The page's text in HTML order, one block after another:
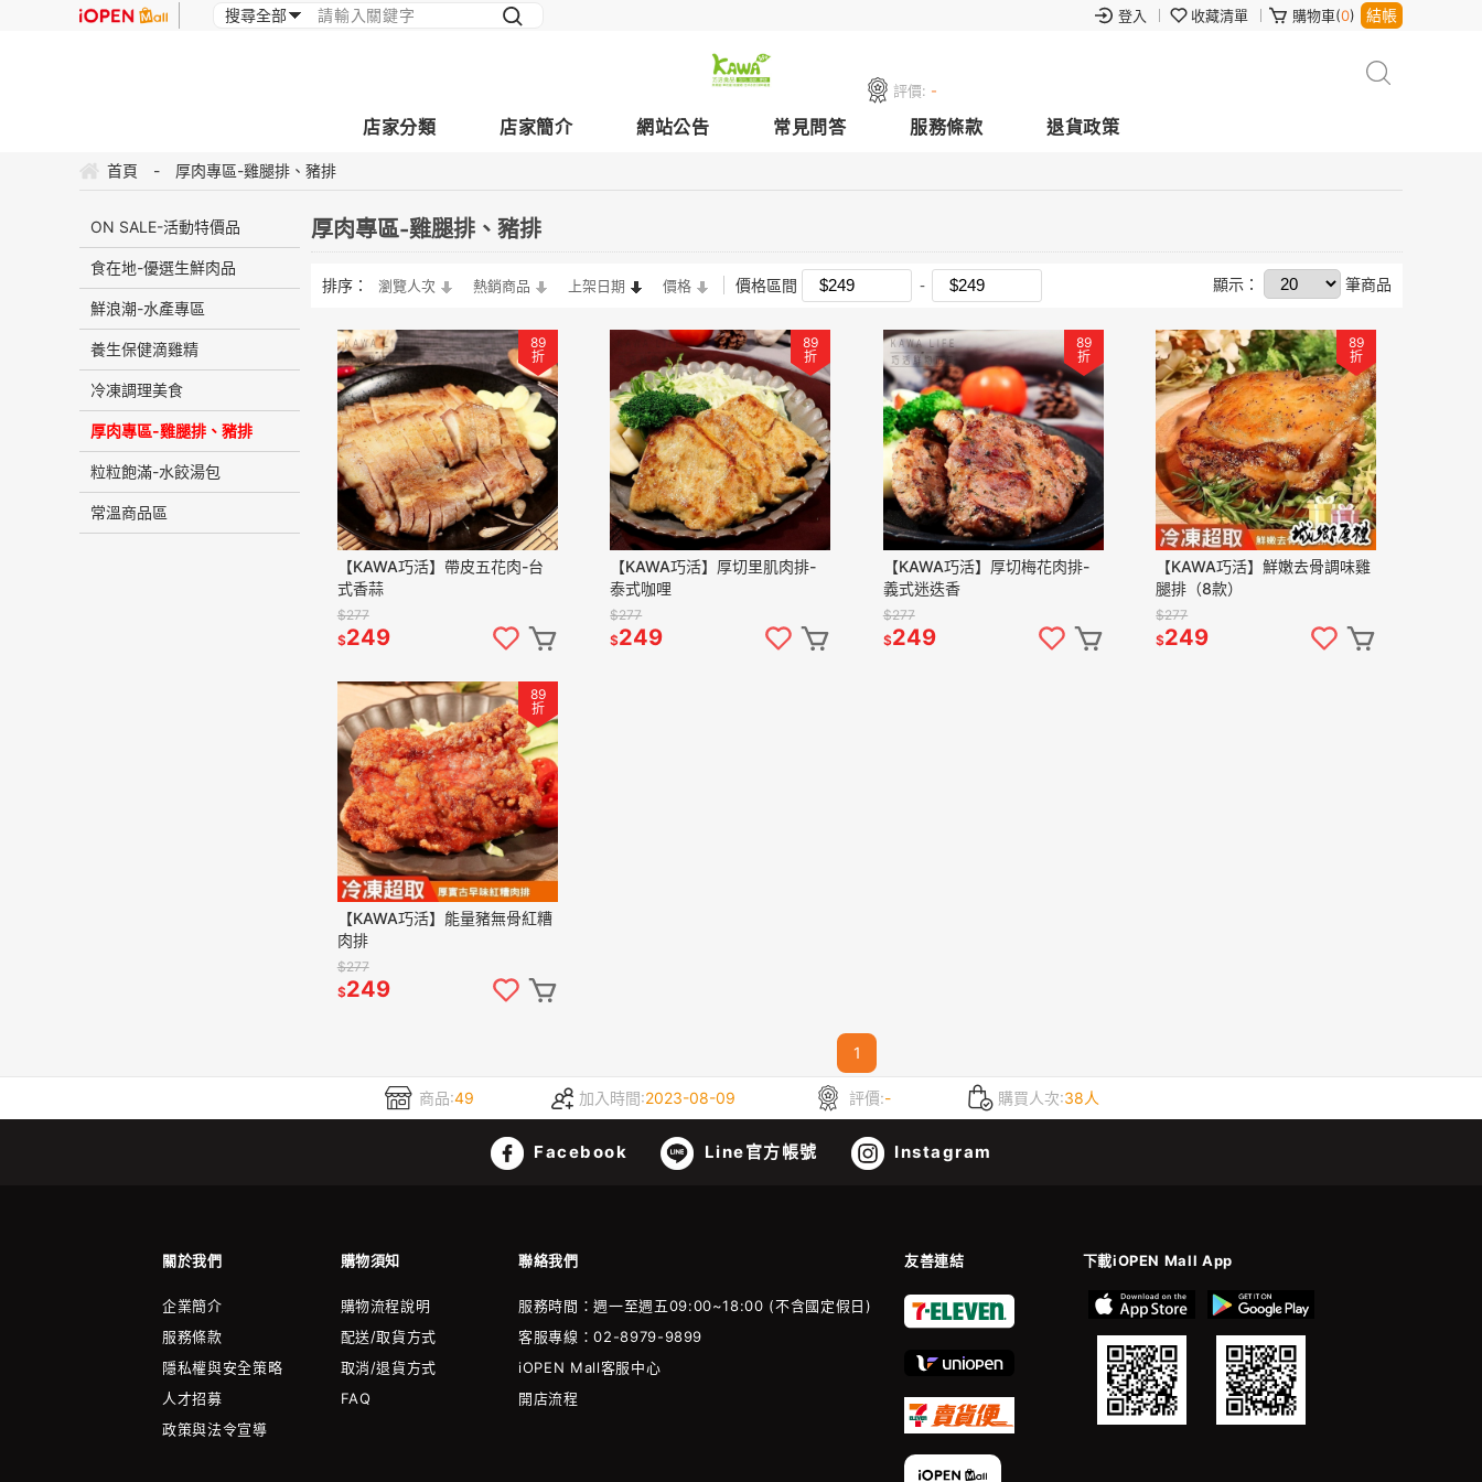
登入 收藏清單 購物車(0) 結帳
評價: -
店家分類 店家簡介 網站公告 常見問答 服務條款 退貨政策
首頁 - 厚肉專區-雞腿排、豬排
ON SALE-活動特價品
食在地-優選生鮮肉品
鮮浪潮-水產專區
養生保健滴雞精
冷凍調理美食
厚肉專區-雞腿排、豬排
粒粒飽滿-水餃湯包
常溫商品區
厚肉專區-雞腿排、豬排
排序： 瀏覽人次 熱銷商品 上架日期 價格 價格區間 顯示： 筆商品
89
折
【KAWA巧活】帶皮五花肉-台
式香蒜
$277
$249
89
折
【KAWA巧活】厚切里肌肉排-
泰式咖哩
$277
$249
89
折
【KAWA巧活】厚切梅花肉排-
義式迷迭香
$277
$249
89
折
【KAWA巧活】鮮嫩去骨調味雞
腿排（8款）
$277
$249
89
折
【KAWA巧活】能量豬無骨紅糟
肉排
$277
$249
1
商品:49 加入時間:2023-08-09 評價:- 購買人次:38人
Facebook Line官方帳號 Instagram
關於我們 購物須知 聯絡我們 友善連結 下載iOPEN Mall App
企業簡介
服務條款
隱私權與安全策略
人才招募
政策與法令宣導
購物流程說明
配送/取貨方式
取消/退貨方式
FAQ
服務時間：週一至週五09:00~18:00 (不含國定假日)
客服專線：02-8979-9899
iOPEN Mall客服中心
開店流程